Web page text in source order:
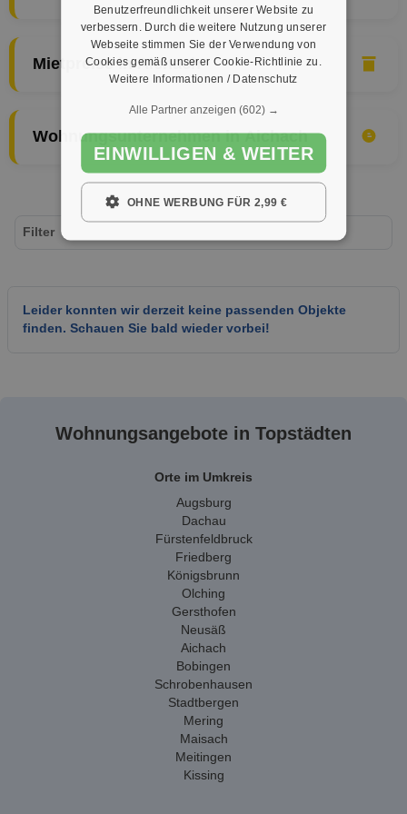
Mietpreise in Aichach
Wohnungsunternehmen in Aichach
Leider konnten wir derzeit keine passenden Objekte
finden. Schauen Sie bald wieder vorbei!
Filter
Wohnungsangebote in Topstädten
Orte im Umkreis
Augsburg
Dachau
Fürstenfeldbruck
Friedberg
Königsbrunn
Olching
Gersthofen
Neusäß
Aichach
Bobingen
Schrobenhausen
Stadtbergen
Mering
Maisach
Meitingen
Kissing
Benutzerfreundlichkeit unserer Website zu
verbessern. Durch die weitere Nutzung unserer
Webseite stimmen Sie der Verwendung von
Cookies gemäß unserer Cookie-Richtlinie zu.
Weitere Informationen / Datenschutz
Alle Partner anzeigen (602) →
EINWILLIGEN & WEITER
OHNE WERBUNG FÜR 2,99 €